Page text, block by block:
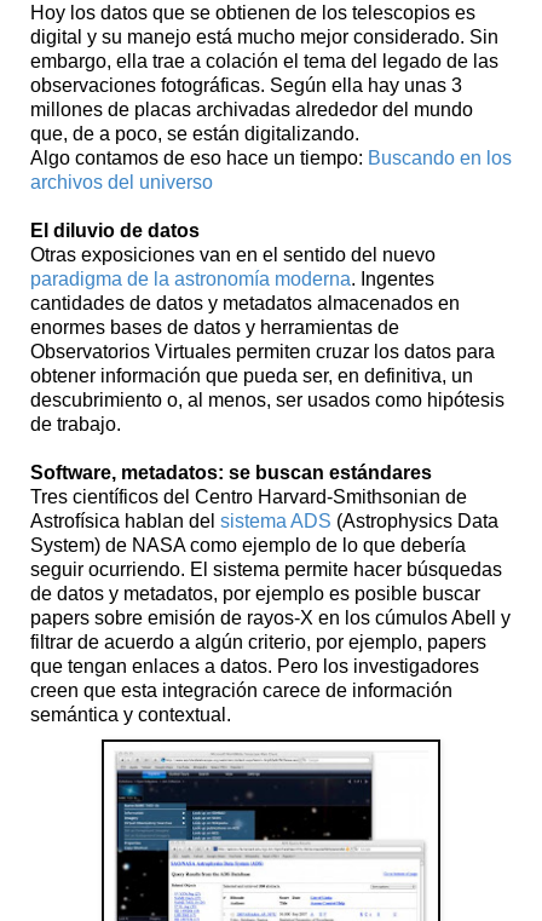
Hoy los datos que se obtienen de los telescopios es
digital y su manejo está mucho mejor considerado. Sin
embargo, ella trae a colación el tema del legado de las
observaciones fotográficas. Según ella hay unas 3
millones de placas archivadas alrededor del mundo
que, de a poco, se están digitalizando.
Algo contamos de eso hace un tiempo: Buscando en los
archivos del universo
El diluvio de datos
Otras exposiciones van en el sentido del nuevo
paradigma de la astronomía moderna. Ingentes
cantidades de datos y metadatos almacenados en
enormes bases de datos y herramientas de
Observatorios Virtuales permiten cruzar los datos para
obtener información que pueda ser, en definitiva, un
descubrimiento o, al menos, ser usados como hipótesis
de trabajo.
Software, metadatos: se buscan estándares
Tres científicos del Centro Harvard-Smithsonian de
Astrofísica hablan del sistema ADS (Astrophysics Data
System) de NASA como ejemplo de lo que debería
seguir ocurriendo. El sistema permite hacer búsquedas
de datos y metadatos, por ejemplo es posible buscar
papers sobre emisión de rayos-X en los cúmulos Abell y
filtrar de acuerdo a algún criterio, por ejemplo, papers
que tengan enlaces a datos. Pero los investigadores
creen que esta integración carece de información
semántica y contextual.